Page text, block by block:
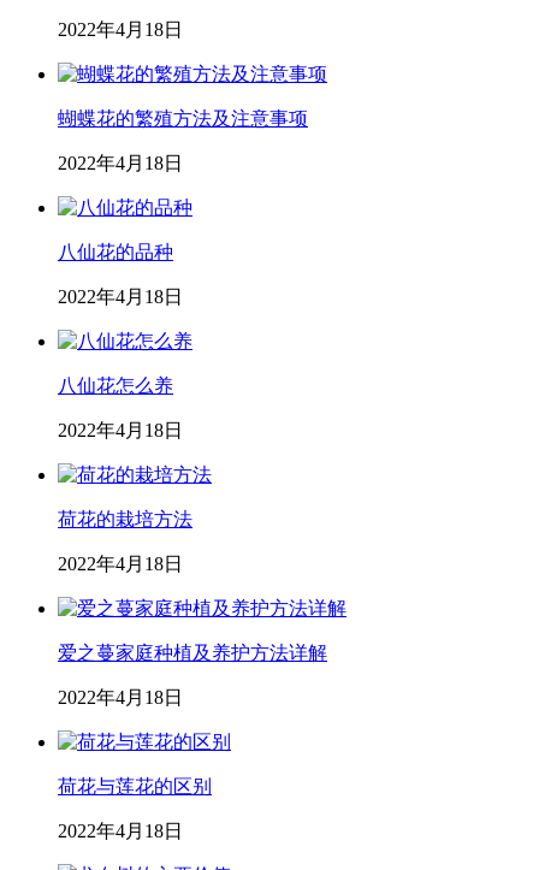
2022年4月18日
蝴蝶花的繁殖方法及注意事项
2022年4月18日
八仙花的品种
2022年4月18日
八仙花怎么养
2022年4月18日
荷花的栽培方法
2022年4月18日
爱之蔓家庭种植及养护方法详解
2022年4月18日
荷花与莲花的区别
2022年4月18日